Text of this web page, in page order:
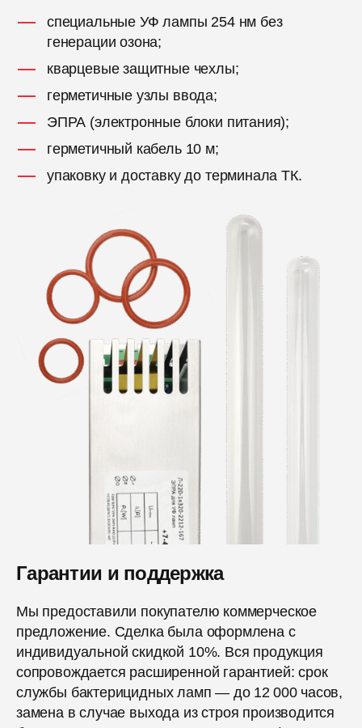
специальные УФ лампы 254 нм без
генерации озона;
кварцевые защитные чехлы;
герметичные узлы ввода;
ЭПРА (электронные блоки питания);
герметичный кабель 10 м;
упаковку и доставку до терминала ТК.
Гарантии и поддержка
Мы предоставили покупателю коммерческое
предложение. Сделка была оформлена с
индивидуальной скидкой 10%. Вся продукция
сопровождается расширенной гарантией: срок
службы бактерицидных ламп — до 12 000 часов,
замена в случае выхода из строя производится